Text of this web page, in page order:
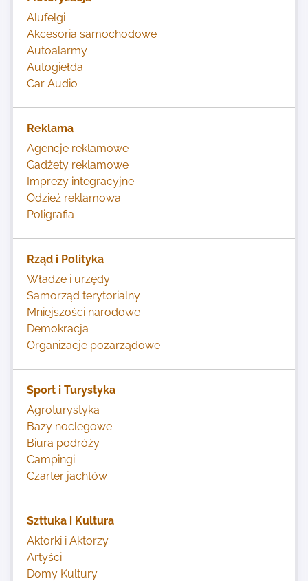
Alufelgi
Akcesoria samochodowe
Autoalarmy
Autogiełda
Car Audio
Reklama
Agencje reklamowe
Gadżety reklamowe
Imprezy integracyjne
Odzież reklamowa
Poligrafia
Rząd i Polityka
Władze i urzędy
Samorząd terytorialny
Mniejszości narodowe
Demokracja
Organizacje pozarządowe
Sport i Turystyka
Agroturystyka
Bazy noclegowe
Biura podróży
Campingi
Czarter jachtów
Szttuka i Kultura
Aktorki i Aktorzy
Artyści
Domy Kultury